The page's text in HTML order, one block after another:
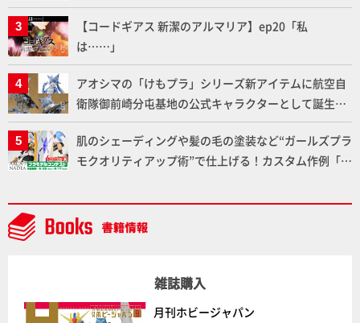
りに!!【試し読み】
【コードギアス 新潔のアルマリア】ep20「私
は……」
アオシマの「けもプラ」シリーズ新アイテムに航空自
衛隊御前崎分屯基地の公式キャラクターとして誕生し
た「おまねこ」が着任！けもプラ公式サイト限定版と
通常版の2ラインで発売！
肌のシェーディングや髪の毛の塗装など“ガールズプラ
モクオリティアップ術”で仕上げる！カスタム作例「白
デルコンテスト」～8月17日（月）11:59まで応募受付
中】
雑誌購入
月刊ホビージャパン